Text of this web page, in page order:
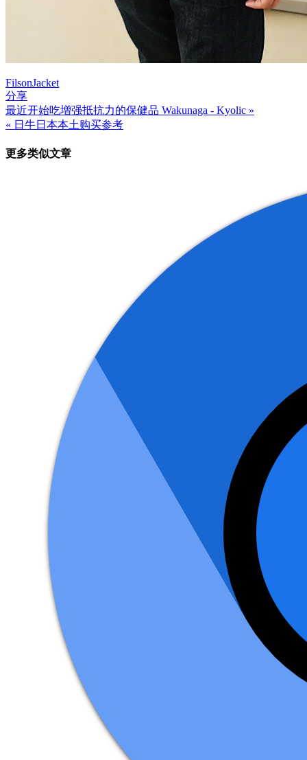
FilsonJacket
分享
文
章
导
最近开始吃增强抵抗力的保健品 Wakunaga - Kyolic »
« 日牛日本本土购买参考
更多类似文章